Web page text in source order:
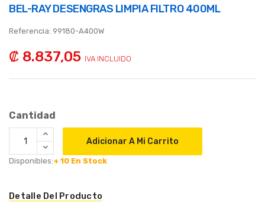
BEL-RAY DESENGRAS LIMPIA FILTRO 400ML
Referencia: 99180-A400W
₡ 8.837,05 IVA INCLUIDO
Cantidad
Adicionar A Mi Carrito
Disponibles:+ 10 En Stock
Detalle Del Producto